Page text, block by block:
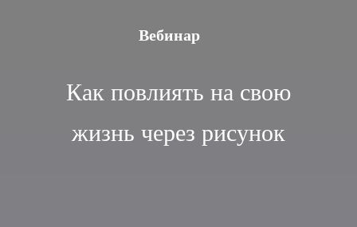
Как повлиять на свою
жизнь через рисунок
Вебинар